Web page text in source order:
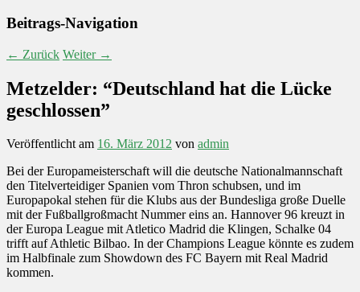
Beitrags-Navigation
← Zurück Weiter →
Metzelder: “Deutschland hat die Lücke
geschlossen”
Veröffentlicht am 16. März 2012 von admin
Bei der Europameisterschaft will die deutsche Nationalmannschaft
den Titelverteidiger Spanien vom Thron schubsen, und im
Europapokal stehen für die Klubs aus der Bundesliga große Duelle
mit der Fußballgroßmacht Nummer eins an. Hannover 96 kreuzt in
der Europa League mit Atletico Madrid die Klingen, Schalke 04
trifft auf Athletic Bilbao. In der Champions League könnte es zudem
im Halbfinale zum Showdown des FC Bayern mit Real Madrid
kommen.